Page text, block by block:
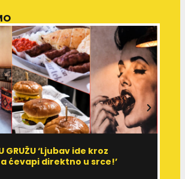
GRUŽU ‘Ljubav ide kroz
ćevapi direktno u srce!’